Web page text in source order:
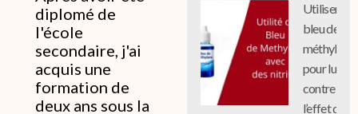
diplomé de
l'école
secondaire, j'ai
acquis une
formation de
deux ans sous la
Utiliser le
bleu de
méthylène
pour lutter
contre
l’effet des